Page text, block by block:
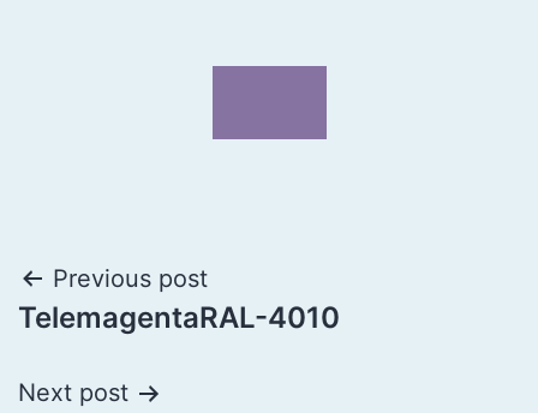
Previous post
TelemagentaRAL-4010
Next post